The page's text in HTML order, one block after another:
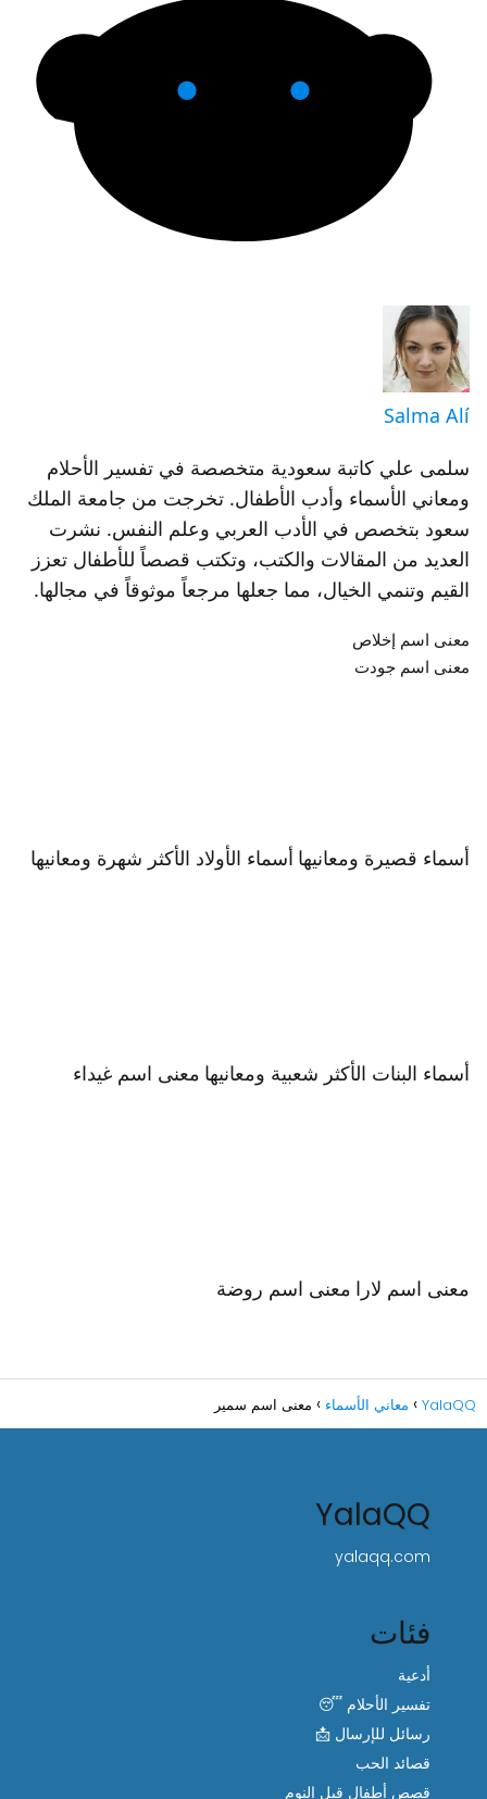
Salma Alí
سلمى علي كاتبة سعودية متخصصة في تفسير الأحلام
ومعاني الأسماء وأدب الأطفال. تخرجت من جامعة الملك
سعود بتخصص في الأدب العربي وعلم النفس. نشرت
العديد من المقالات والكتب، وتكتب قصصاً للأطفال تعزز
القيم وتنمي الخيال، مما جعلها مرجعاً موثوقاً في مجالها.
معنى اسم إخلاص
معنى اسم جودت
أسماء قصيرة ومعانيها أسماء الأولاد الأكثر شهرة ومعانيها
أسماء البنات الأكثر شعبية ومعانيها معنى اسم غيداء
معنى اسم لارا معنى اسم روضة
YalaQQ معاني الأسماء معنى اسم سمير
YalaQQ
yalaqq.com
فئات
أدعية
تفسير الأحلام 😴
رسائل للإرسال 📩
قصائد الحب
قصص أطفال قبل النوم